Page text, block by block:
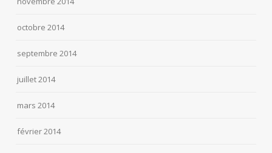
octobre 2014
septembre 2014
juillet 2014
mars 2014
février 2014